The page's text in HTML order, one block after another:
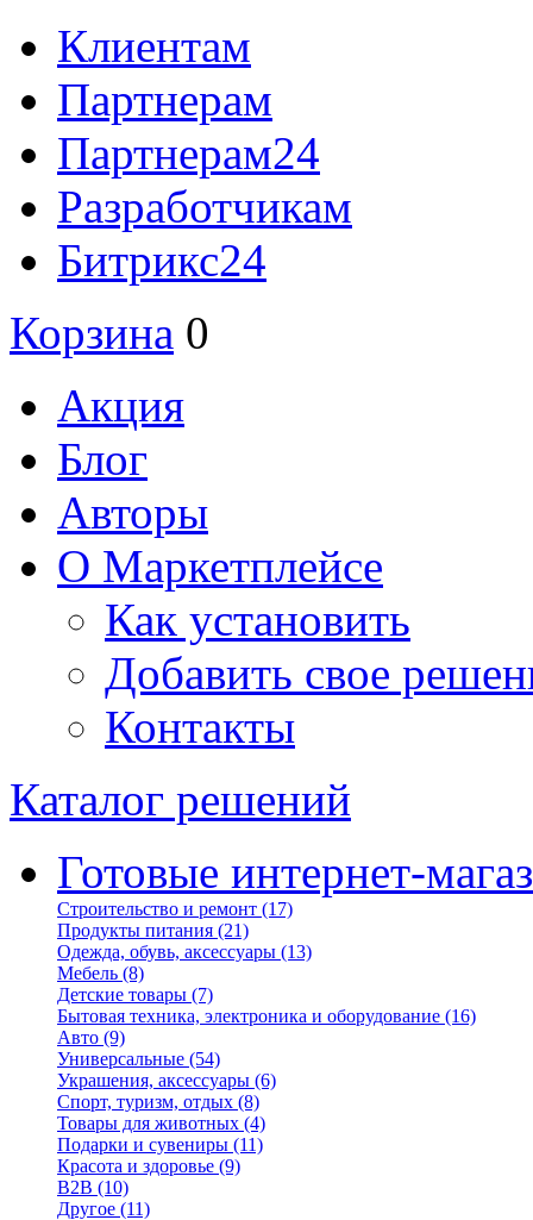
Клиентам
Партнерам
Партнерам24
Разработчикам
Битрикс24
Корзина 0
Акция
Блог
Авторы
О Маркетплейсе
Как установить
Добавить свое
Контакты
Каталог решений
Готовые интернет-
Строительство и ремонт (17)
Продукты питания (21)
Одежда, обувь, аксессуары (13)
Мебель (8)
Детские товары (7)
Бытовая техника, электроника и оборудование (16)
Авто (9)
Универсальные (54)
Украшения, аксессуары (6)
Спорт, туризм, отдых (8)
Товары для животных (4)
Подарки и сувениры (11)
Красота и здоровье (9)
B2B (10)
Другое (11)